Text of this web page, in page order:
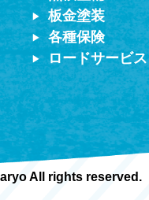
板金塗装
各種保険
ロードサービス
All rights reserved.